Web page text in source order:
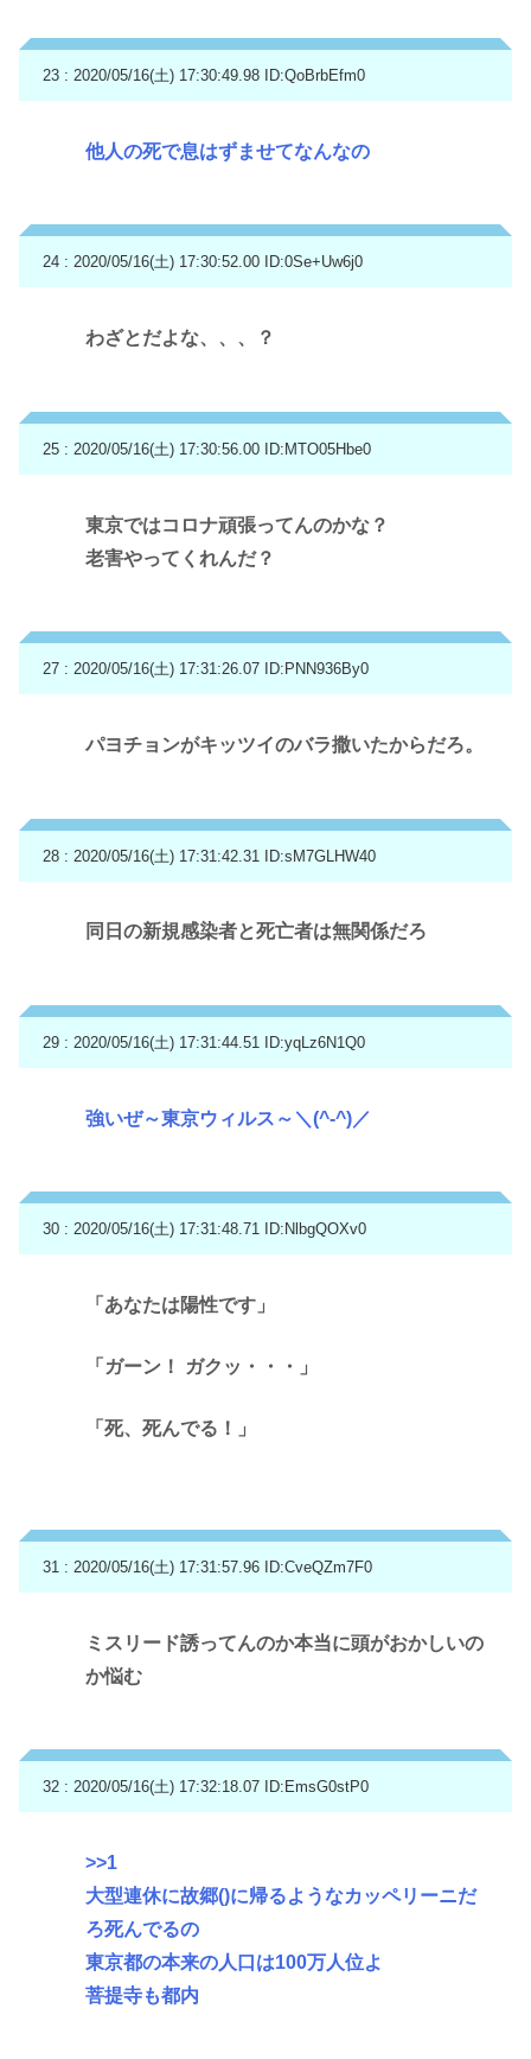
23 : 2020/05/16(土) 17:30:49.98 ID:QoBrbEfm0
他人の死で息はずませてなんなの
24 : 2020/05/16(土) 17:30:52.00 ID:0Se+Uw6j0
わざとだよな、、、？
25 : 2020/05/16(土) 17:30:56.00 ID:MTO05Hbe0
東京ではコロナ頑張ってんのかな？
老害やってくれんだ？
27 : 2020/05/16(土) 17:31:26.07 ID:PNN936By0
パヨチョンがキッツイのバラ撒いたからだろ。
28 : 2020/05/16(土) 17:31:42.31 ID:sM7GLHW40
同日の新規感染者と死亡者は無関係だろ
29 : 2020/05/16(土) 17:31:44.51 ID:yqLz6N1Q0
強いぜ～東京ウィルス～＼(^-^)／
30 : 2020/05/16(土) 17:31:48.71 ID:NlbgQOXv0
「あなたは陽性です」
「ガーン！ ガクッ・・・」
「死、死んでる！」
31 : 2020/05/16(土) 17:31:57.96 ID:CveQZm7F0
ミスリード誘ってんのか本当に頭がおかしいの
か悩む
32 : 2020/05/16(土) 17:32:18.07 ID:EmsG0stP0
>>1
大型連休に故郷()に帰るようなカッペリーニだ
ろ死んでるの
東京都の本来の人口は100万人位よ
菩提寺も都内